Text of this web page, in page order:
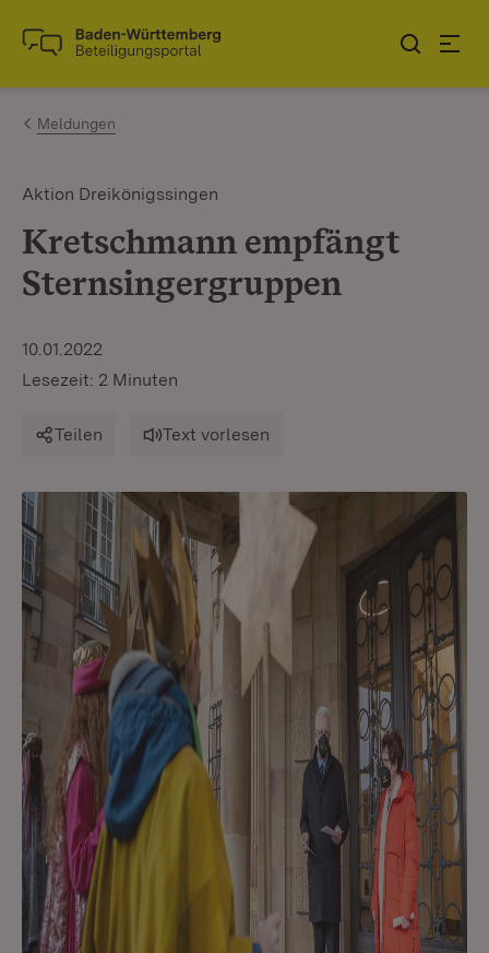
Zum Inhalt springen
Link zur Startseite
Meldungen
Aktion Dreikönigssingen
Kretschmann empfängt
Sternsingergruppen
10.01.2022
Lesezeit: 2 Minuten
Teilen Text vorlesen